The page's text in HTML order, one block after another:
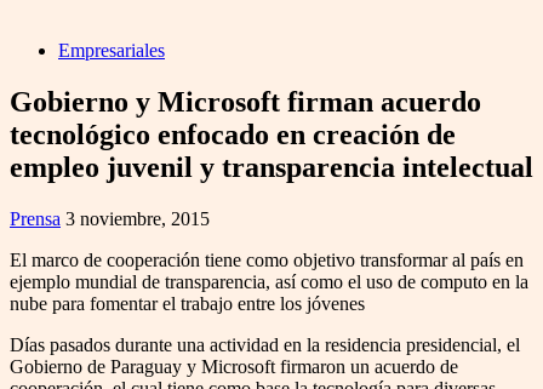
Empresariales
Gobierno y Microsoft firman acuerdo
tecnológico enfocado en creación de
empleo juvenil y transparencia intelectual
Prensa 3 noviembre, 2015
El marco de cooperación tiene como objetivo transformar al país en
ejemplo mundial de transparencia, así como el uso de computo en la
nube para fomentar el trabajo entre los jóvenes
Días pasados durante una actividad en la residencia presidencial, el
Gobierno de Paraguay y Microsoft firmaron un acuerdo de